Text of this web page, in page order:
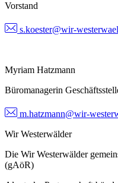
Vorstand
s.koester@wir-
Myriam Hatzmann
Büromanagerin
m.hatzmann@wir-
Wir Westerwälder
Die Wir Westerwälder
(gAöR)